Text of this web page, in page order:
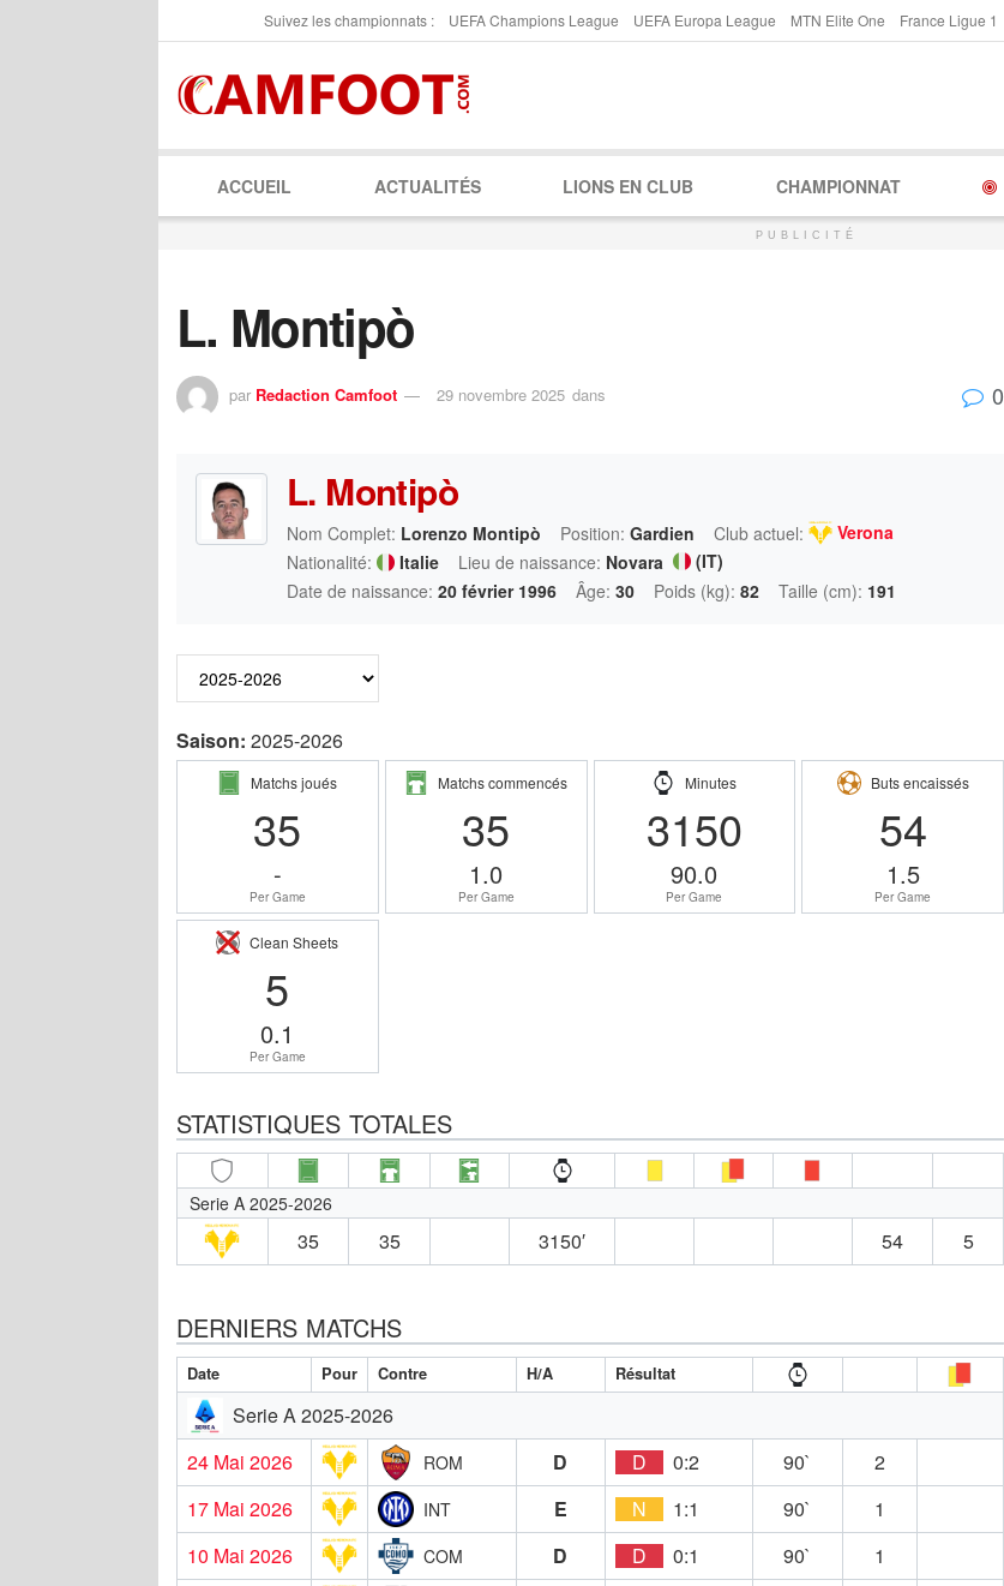
Suivez les championnats : UEFA Champions League UEFA Europa League MTN Elite One France Ligue 1
ACCUEIL ACTUALITÉS LIONS EN CLUB CHAMPIONNAT
PUBLICITÉ
L. Montipò
par Redaction Camfoot 29 novembre 2025 dans 0
L. Montipò
Nom Complet: Lorenzo Montipò Position: Gardien Club actuel:
Verona
Nationalité:
Italie Lieu de naissance: Novara
(IT)
Date de naissance: 20 février 1996 Âge: 30 Poids (kg): 82 Taille (cm): 191
Saison: 2025-2026
Matchs joués
35
-
Per Game
Matchs commencés
35
1.0
Per Game
Minutes
3150
90.0
Per Game
Buts encaissés
54
1.5
Per Game
Clean Sheets
5
0.1
Per Game
STATISTIQUES TOTALES
Serie A 2025-2026
35 35 3150′ 54 5
DERNIERS MATCHS
Date Pour Contre H/A Résultat
Serie A 2025-2026
24 Mai 2026
ROM D D 0:2 90`
2
17 Mai 2026
INT E N 1:1 90`
1
10 Mai 2026
COM D D 0:1 90`
1